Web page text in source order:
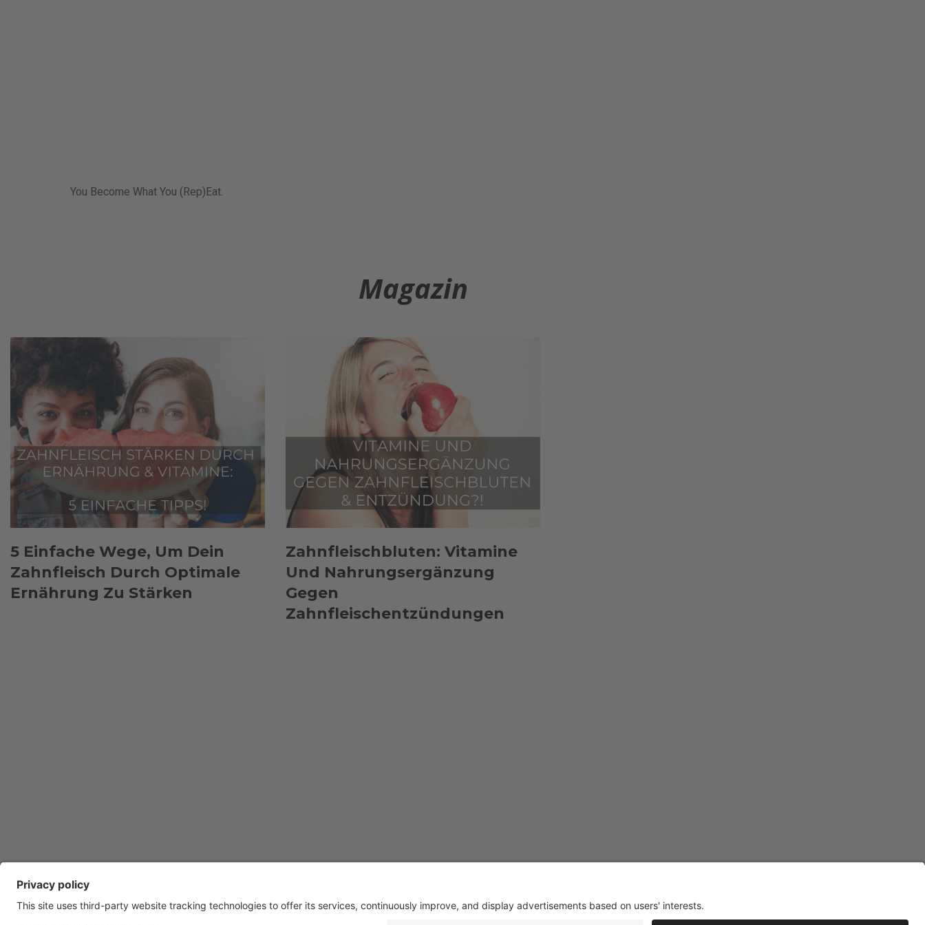
You Become What You (Rep)Eat.
Magazin
5 Einfache Wege, Um Dein
Zahnfleisch Durch Optimale
Ernährung Zu Stärken
Zahnfleischbluten: Vitamine
Und Nahrungsergänzung
Gegen
Zahnfleischentzündungen